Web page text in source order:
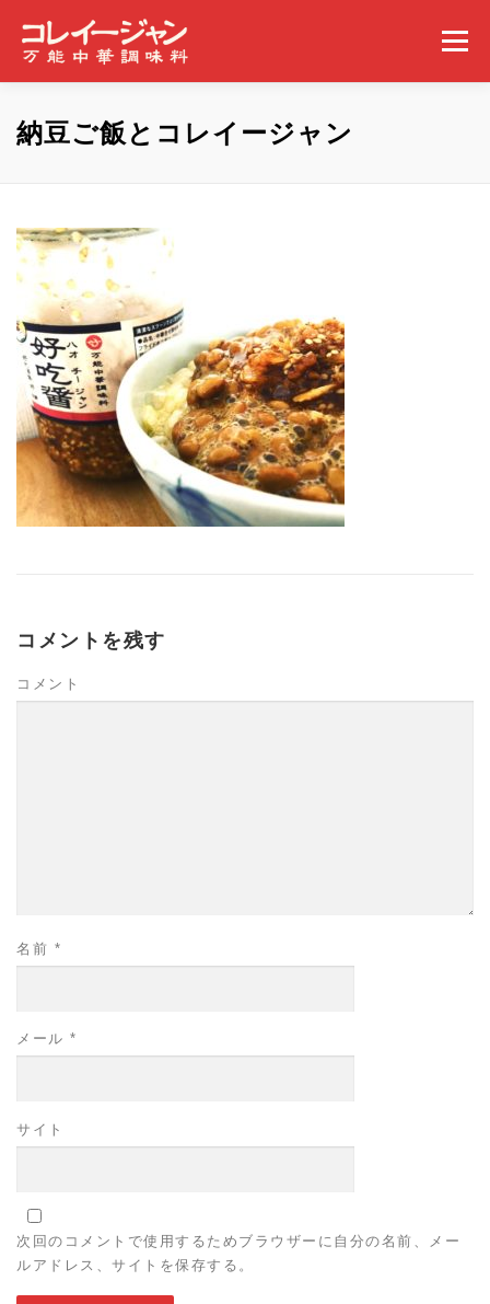
メニュー
ホーム コレイージャンとは 取扱店舗
問い合わせ
納豆ご飯とコレイージャン
コメントを残す
コメント
名前 *
メール *
サイト
次回のコメントで使用するためブラウザーに自分の名前、メー
ルアドレス、サイトを保存する。